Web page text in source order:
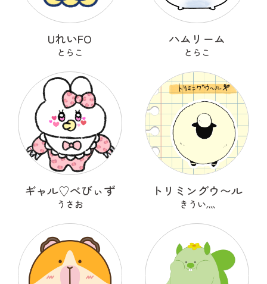
UれいFO
とらこ
ハムリーム
とらこ
ギャル♡べびぃず
うさお
トリミングウ〜ル
きうい灬